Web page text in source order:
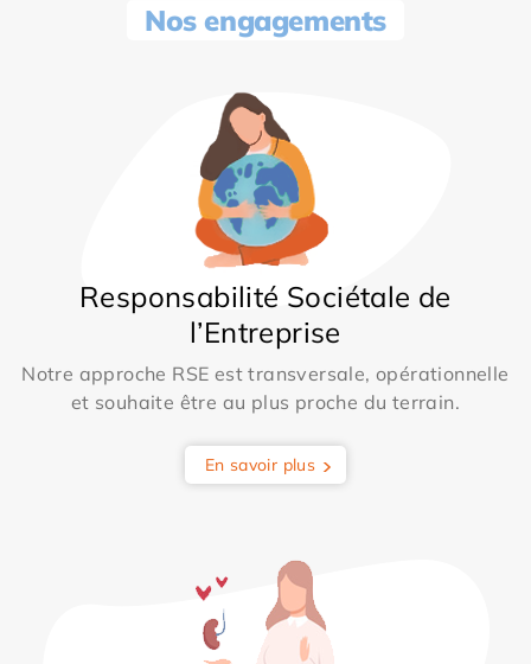
Nos engagements
Responsabilité Sociétale de
l’Entreprise
Notre approche RSE est transversale, opérationnelle
et souhaite être au plus proche du terrain.
En savoir plus